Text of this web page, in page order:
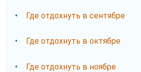
Где отдохнуть в сентябре
Где отдохнуть в октябре
Где отдохнуть в ноябре